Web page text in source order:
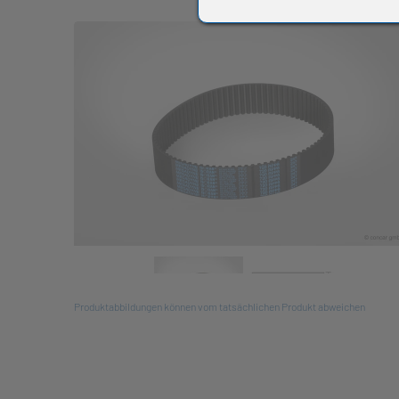
Produktabbildungen können vom tatsächlichen Produkt abweichen